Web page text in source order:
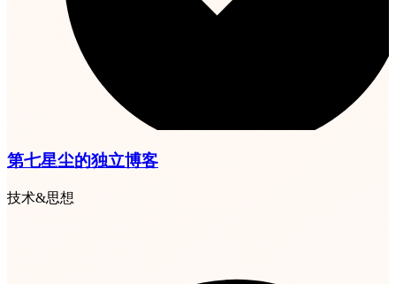
第七星尘的独立博客
技术&思想